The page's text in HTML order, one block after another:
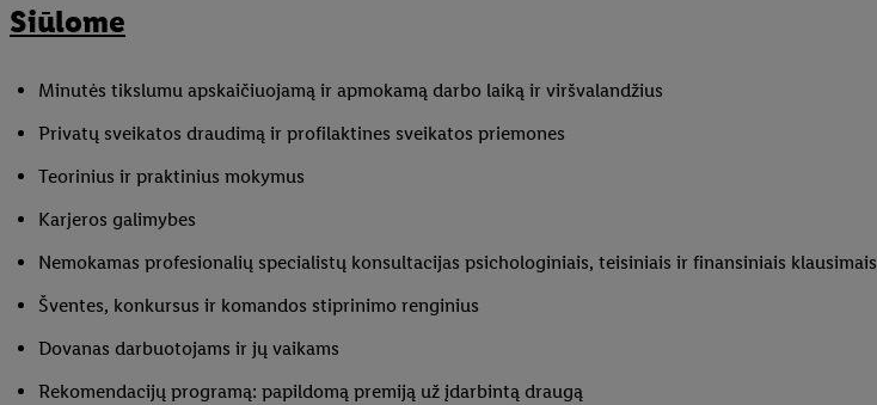
Siūlome
Minutės tikslumu apskaičiuojamą ir apmokamą darbo laiką ir viršvalandžius
Privatų sveikatos draudimą ir profilaktines sveikatos priemones
Teorinius ir praktinius mokymus
Karjeros galimybes
Nemokamas profesionalių specialistų konsultacijas psichologiniais, teisiniais ir finansiniais klausimais
Šventes, konkursus ir komandos stiprinimo renginius
Dovanas darbuotojams ir jų vaikams
Rekomendacijų programą: papildomą premiją už įdarbintą draugą